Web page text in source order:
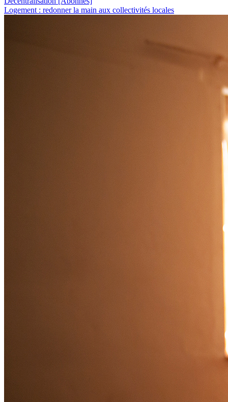
Logement : redonner la main aux collectivités locales